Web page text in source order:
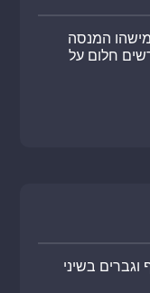
המנסה
חלום על
בשיני